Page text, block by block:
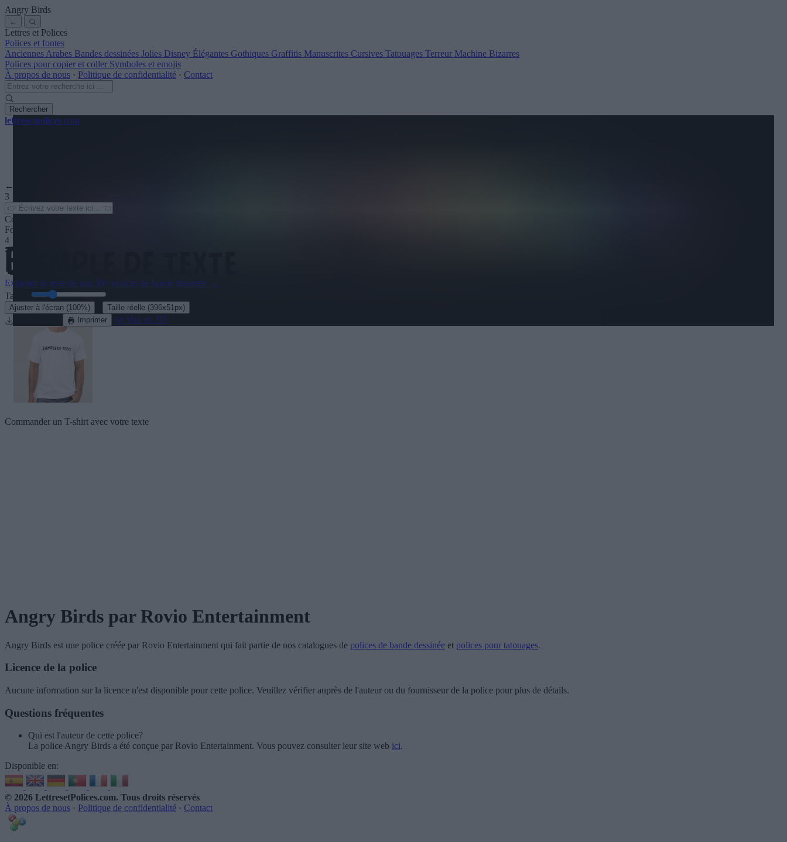
Angry Birds
←
Lettres et Polices
Polices et fontes
Anciennes Arabes Bandes dessinées Jolies Disney Élégantes Gothiques Graffitis Manuscrites Cursives Tatouages Terreur Machine Bizarres
Polices pour copier et coller Symboles et emojis
À propos de nous · Politique de confidentialité · Contact
Rechercher
lettresetpolices.com
← Voir plus
3
Couleur du texte
Fond
4
Explorez le reste de nos 50+ polices de bande dessinée →
Taille:
Ajuster à l'écran (100%) Taille réelle (396x51px)
Imprimer Voir en 3D
Commander un T-shirt avec votre texte
Angry Birds par Rovio Entertainment
Angry Birds est une police créée par Rovio Entertainment qui fait partie de nos catalogues de polices de bande dessinée et polices pour tatouages.
Licence de la police
Aucune information sur la licence n'est disponible pour cette police. Veuillez vérifier auprès de l'auteur ou du fournisseur de la police pour plus de détails.
Questions fréquentes
Qui est l'auteur de cette police?
La police Angry Birds a été conçue par Rovio Entertainment. Vous pouvez consulter leur site web ici.
Disponible en:
© 2026 LettresetPolices.com. Tous droits réservés
À propos de nous · Politique de confidentialité · Contact